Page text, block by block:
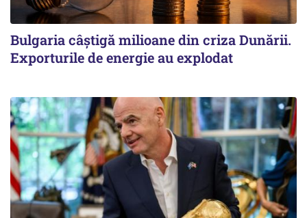
Bulgaria câștigă milioane din criza Dunării.
Exporturile de energie au explodat